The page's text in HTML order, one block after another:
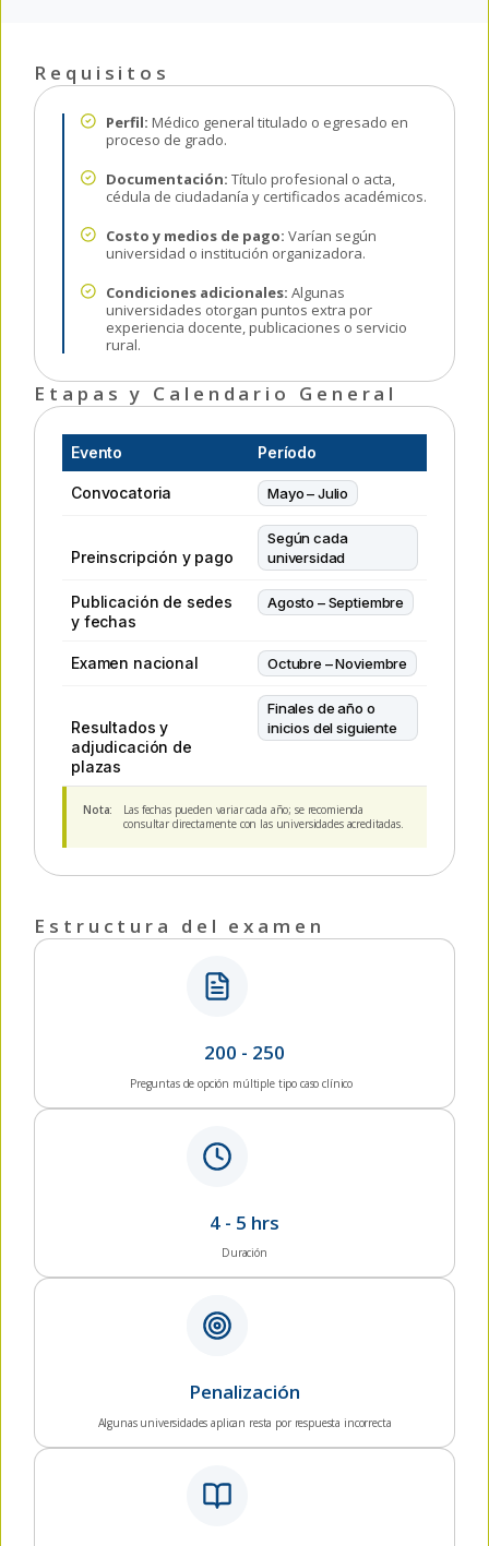
Requisitos
Perfil: Médico general titulado o egresado en
proceso de grado.
Documentación: Título profesional o acta,
cédula de ciudadanía y certificados académicos.
Costo y medios de pago: Varían según
universidad o institución organizadora.
Condiciones adicionales: Algunas
universidades otorgan puntos extra por
experiencia docente, publicaciones o servicio
rural.
Etapas y Calendario General
Evento Período
Convocatoria Mayo – Julio
Preinscripción y pago
Según cada
universidad
Publicación de sedes
y fechas
Agosto – Septiembre
Examen nacional Octubre – Noviembre
Resultados y
adjudicación de
plazas
Finales de año o
inicios del siguiente
Nota:
Las fechas pueden variar cada año; se recomienda
consultar directamente con las universidades acreditadas.
Estructura del examen
200 - 250
Preguntas de opción múltiple tipo caso clínico
4 - 5 hrs
Duración
Penalización
Algunas universidades aplican resta por respuesta incorrecta